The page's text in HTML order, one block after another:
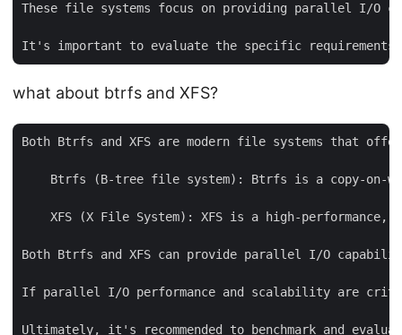
These file systems focus on providing parallel I/O
what about btrfs and XFS?
Both Btrfs and XFS are modern file systems that
Btrfs (B-tree file system): Btrfs is a copy-on-
XFS (X File System): XFS is a high-performance,
Both Btrfs and XFS can provide parallel I/O
If parallel I/O performance and scalability are